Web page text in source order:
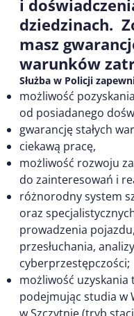
i
dziedzinach.
masz
warunków
Służba w Policji
możliwość
od posiadanego
gwarancję stałych
ciekawą pracę,
możliwość rozwoju
do zainteresowań i
różnorodny system
oraz
prowadzenia
przesłuchania,
cyberprzestępczości;
możliwość uzyskania
podejmując studia w